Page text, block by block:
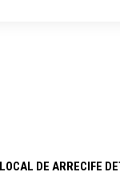
DE ARRECIFE